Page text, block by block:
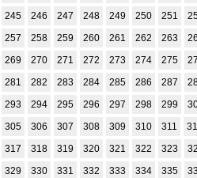
245 246 247 248 249 250 251
257 258 259 260 261 262 263
269 270 271 272 273 274 275
281 282 283 284 285 286 287
293 294 295 296 297 298 299
305 306 307 308 309 310 311
317 318 319 320 321 322 323
329 330 331 332 333 334 335